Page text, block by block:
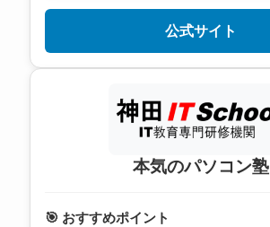
公式サイト
本気のパソコン塾
🎯 おすすめポイント